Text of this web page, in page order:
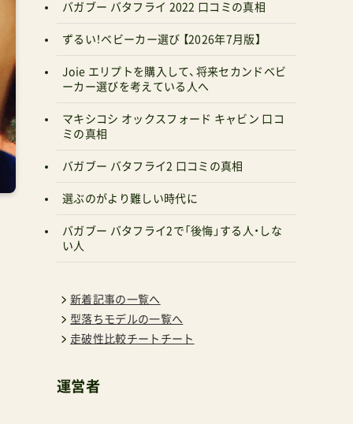
バガブー バタフライ 2022 口コミの真相
ずるい！ベビーカー選び 【2026年7月版】
Joie エリプトを購入して、将来セカンドベビ
ーカー選びを考えている人へ
マキシコシ オックスフォード キャビン 口コ
ミの真相
バガブー バタフライ2 口コミの真相
選ぶのがより難しい時代に
バガブー バタフライ2で「後悔」する人・しな
い人
新着記事の一覧へ
型落ちモデルの一覧へ
走破性比較チートチート
運営者